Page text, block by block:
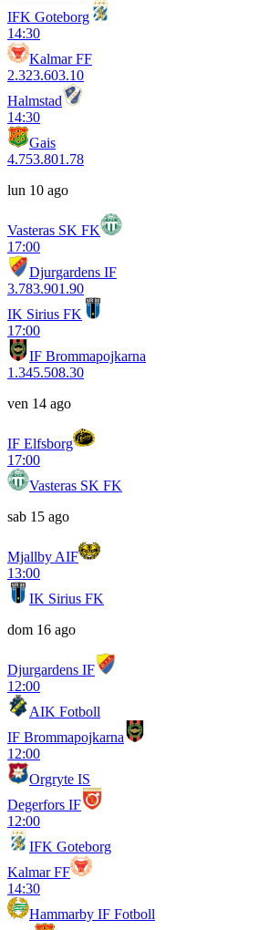
IFK Goteborg
14:30
Kalmar FF
2.323.603.10
Halmstad
14:30
Gais
4.753.801.78
lun 10 ago
Vasteras SK FK
17:00
Djurgardens IF
3.783.901.90
IK Sirius FK
17:00
IF Brommapojkarna
1.345.508.30
ven 14 ago
IF Elfsborg
17:00
Vasteras SK FK
sab 15 ago
Mjallby AIF
13:00
IK Sirius FK
dom 16 ago
Djurgardens IF
12:00
AIK Fotboll
IF Brommapojkarna
12:00
Orgryte IS
Degerfors IF
12:00
IFK Goteborg
Kalmar FF
14:30
Hammarby IF Fotboll